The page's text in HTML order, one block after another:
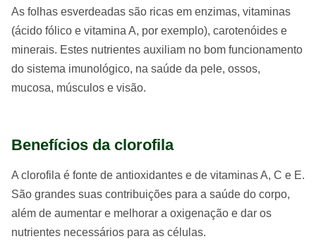
As folhas esverdeadas são ricas em enzimas, vitaminas
(ácido fólico e vitamina A, por exemplo), carotenóides e
minerais. Estes nutrientes auxiliam no bom funcionamento
do sistema imunológico, na saúde da pele, ossos,
mucosa, músculos e visão.
Benefícios da clorofila
A clorofila é fonte de antioxidantes e de vitaminas A, C e E.
São grandes suas contribuições para a saúde do corpo,
além de aumentar e melhorar a oxigenação e dar os
nutrientes necessários para as células.